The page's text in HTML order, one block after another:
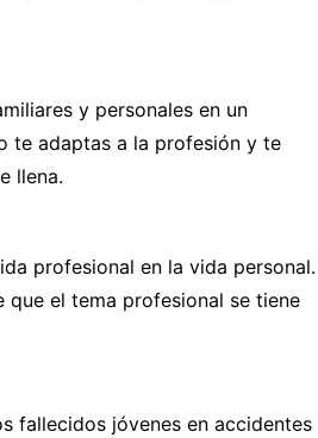
y personales en un
te adaptas a la profesión y te
llena.
profesional en la vida personal.
que el tema profesional se tiene
fallecidos jóvenes en accidentes